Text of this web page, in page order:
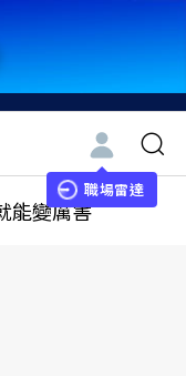
職場雷達
能變厲害